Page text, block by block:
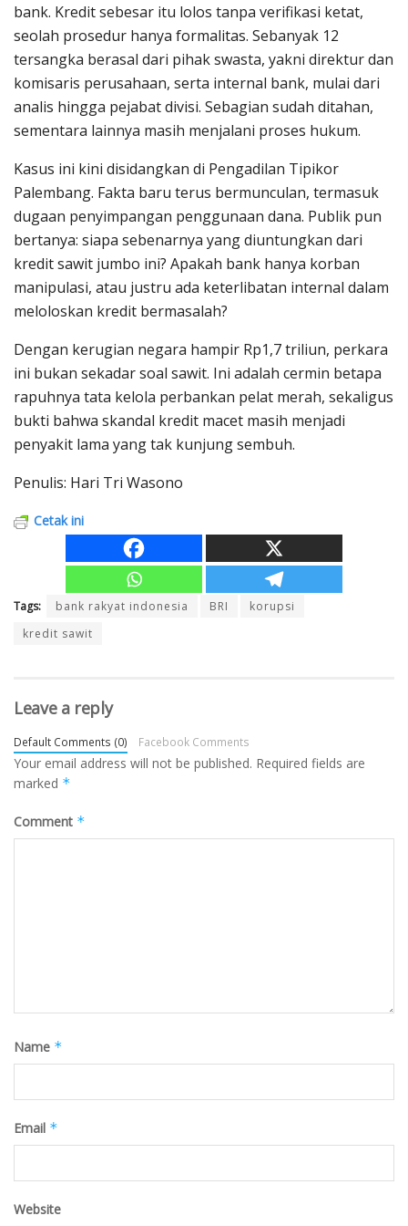
bank. Kredit sebesar itu lolos tanpa verifikasi ketat,
seolah prosedur hanya formalitas. Sebanyak 12
tersangka berasal dari pihak swasta, yakni direktur dan
komisaris perusahaan, serta internal bank, mulai dari
analis hingga pejabat divisi. Sebagian sudah ditahan,
sementara lainnya masih menjalani proses hukum.
Kasus ini kini disidangkan di Pengadilan Tipikor
Palembang. Fakta baru terus bermunculan, termasuk
dugaan penyimpangan penggunaan dana. Publik pun
bertanya: siapa sebenarnya yang diuntungkan dari
kredit sawit jumbo ini? Apakah bank hanya korban
manipulasi, atau justru ada keterlibatan internal dalam
meloloskan kredit bermasalah?
Dengan kerugian negara hampir Rp1,7 triliun, perkara
ini bukan sekadar soal sawit. Ini adalah cermin betapa
rapuhnya tata kelola perbankan pelat merah, sekaligus
bukti bahwa skandal kredit macet masih menjadi
penyakit lama yang tak kunjung sembuh.
Penulis: Hari Tri Wasono
Cetak ini
Tags: bank rakyat indonesia BRI
korupsi
kredit sawit
Leave a reply
Default Comments (0) Facebook Comments
Your email address will not be published. Required fields are
marked *
Comment *
Name *
Email *
Website